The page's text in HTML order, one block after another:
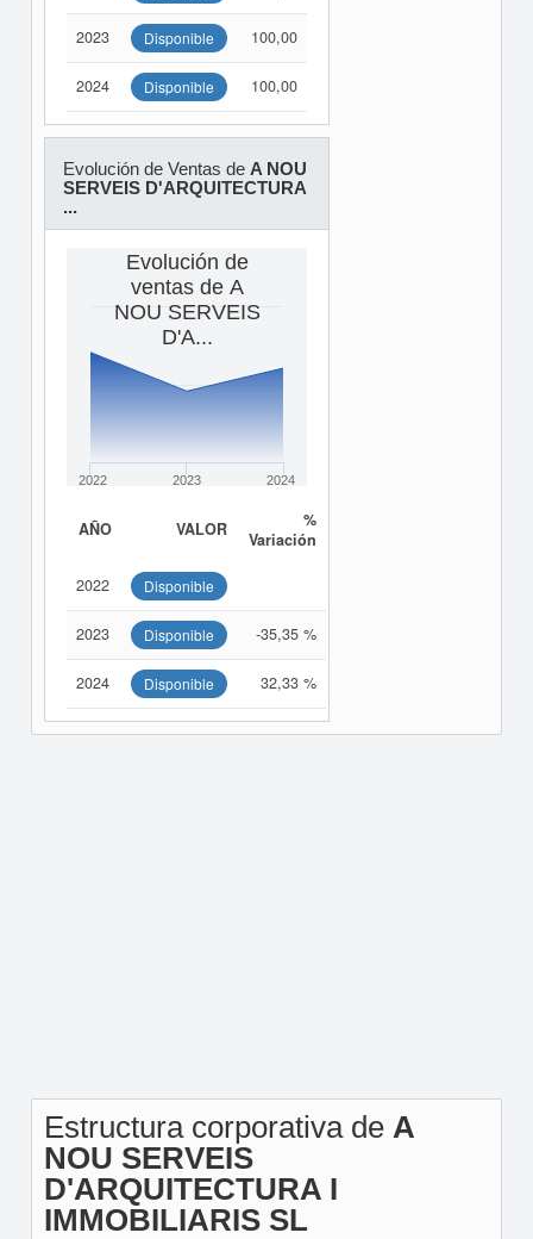
2023 Disponible 100,00
2024 Disponible 100,00
Evolución de Ventas de A NOU
SERVEIS D'ARQUITECTURA
...
Evolución de
ventas de A
NOU SERVEIS
D'A...
2022 2023 2024
AÑO VALOR
%
Variación
2022 Disponible
2023 Disponible -35,35 %
2024 Disponible 32,33 %
Estructura corporativa de A
NOU SERVEIS
D'ARQUITECTURA I
IMMOBILIARIS SL